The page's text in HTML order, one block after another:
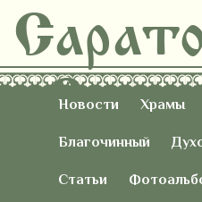
Новости Храмы
Благочинный
Статьи